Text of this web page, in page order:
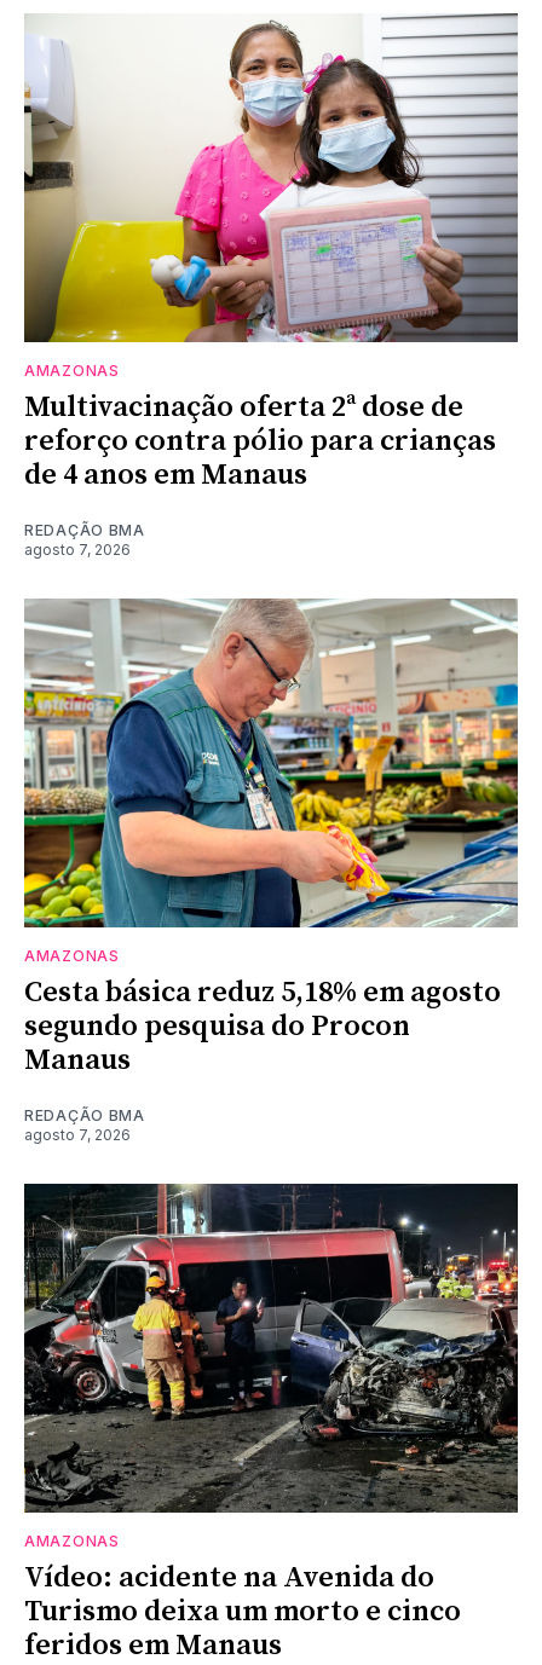
AMAZONAS
Multivacinação oferta 2ª dose de
reforço contra pólio para crianças
de 4 anos em Manaus
REDAÇÃO BMA
agosto 7, 2026
AMAZONAS
Cesta básica reduz 5,18% em agosto
segundo pesquisa do Procon
Manaus
REDAÇÃO BMA
agosto 7, 2026
AMAZONAS
Vídeo: acidente na Avenida do
Turismo deixa um morto e cinco
feridos em Manaus